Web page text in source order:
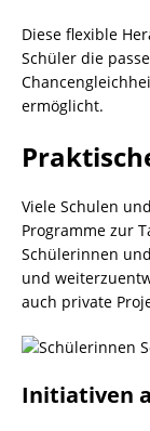
Diese flexible
Schüler die
ermöglicht.
Viele Schulen
Programme zur
Schülerinnen
und
auch private
Initiativen